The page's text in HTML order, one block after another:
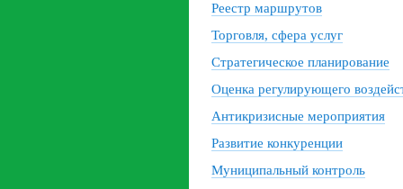
Реестр маршрутов
Торговля, сфера услуг
Стратегическое планирование
Оценка регулирующего
Антикризисные мероприятия
Развитие конкуренции
Муниципальный контроль